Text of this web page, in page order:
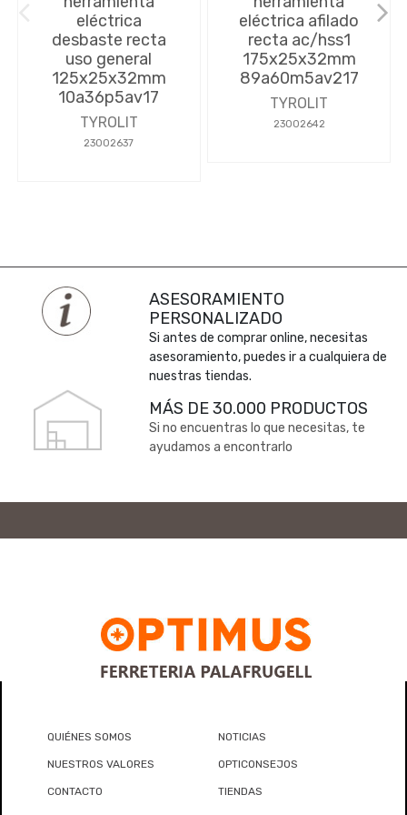
eléctrica
desbaste recta
uso general
125x25x32mm
10a36p5av17
TYROLIT
23002637
eléctrica afilado
recta ac/hss1
175x25x32mm
89a60m5av217
TYROLIT
23002642
ASESORAMIENTO
PERSONALIZADO
Si antes de comprar online, necesitas
asesoramiento, puedes ir a cualquiera de
nuestras tiendas.
MÁS DE 30.000 PRODUCTOS
Si no encuentras lo que necesitas, te
ayudamos a encontrarlo
QUIÉNES SOMOS NOTICIAS
NUESTROS VALORES OPTICONSEJOS
CONTACTO TIENDAS